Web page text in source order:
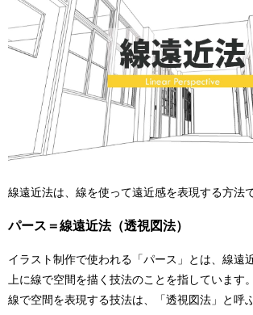
線遠近法は、線を使って遠近感を表現する方法で
パース＝線遠近法（透視図法）
イラスト制作で使われる「パース」とは、線遠
上に線で空間を描く技法のことを指しています。
線で空間を表現する技法は、「透視図法」と呼